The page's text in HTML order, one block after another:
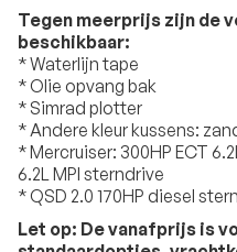
Tegen meerprijs zijn de
beschikbaar:
* Waterlijn tape
* Olie opvang bak
* Simrad plotter
* Andere kleur kussens:
* Mercruiser: 300HP ECT
6.2L MPI sterndrive
* QSD 2.0 170HP diesel
Let op: De vanafprijs is